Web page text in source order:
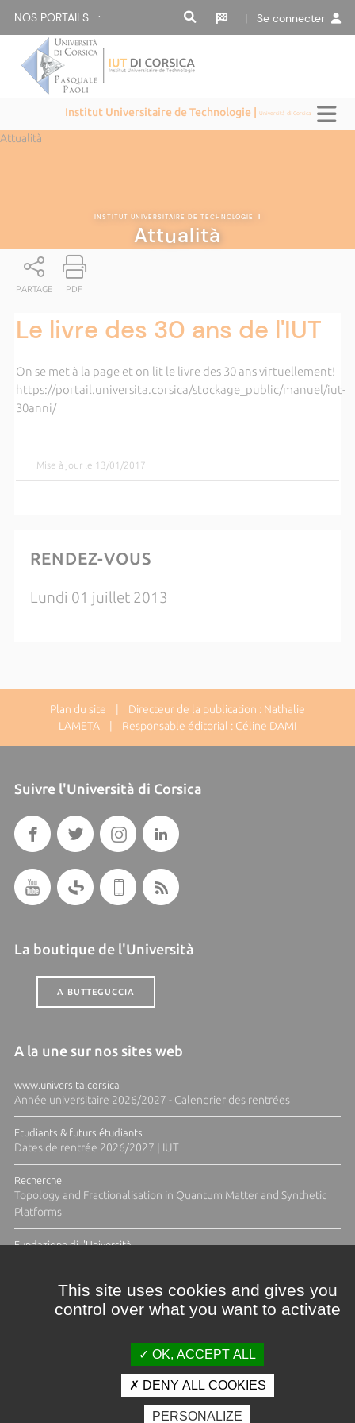
NOS PORTAILS : | Se connecter
Institut Universitaire de Technologie |Università di Corsica
Attualità
INSTITUT UNIVERSITAIRE DE TECHNOLOGIE |
Attualità
PARTAGE PDF
Le livre des 30 ans de l'IUT
On se met à la page et on lit le livre des 30 ans virtuellement!
https://portail.universita.corsica/stockage_public/manuel/iut-
30anni/
| Mise à jour le 13/01/2017
RENDEZ-VOUS
Lundi 01 juillet 2013
Plan du site | Directeur de la publication : Nathalie
LAMETA | Responsable éditorial : Céline DAMI
Suivre l'Università di Corsica
La boutique de l'Università
A BUTTEGUCCIA
A la une sur nos sites web
www.universita.corsica
Année universitaire 2026/2027 - Calendrier des rentrées
Etudiants & futurs étudiants
Dates de rentrée 2026/2027 | IUT
Recherche
Topology and Fractionalisation in Quantum Matter and Synthetic
Platforms
Fundazione di l'Università
Crédits et mentions légales
This site uses cookies and gives you
control over what you want to activate
OK, ACCEPT ALL
DENY ALL COOKIES
PERSONALIZE